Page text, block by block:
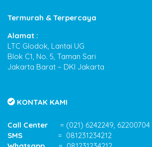
Termurah & Terpercaya
Alamat :
LTC Glodok, Lantai UG
Blok C1, No. 5, Taman Sari
Jakarta Barat – DKI Jakarta
KONTAK KAMI
Call Center = (021) 6242249, 62200704
SMS = 081231234212